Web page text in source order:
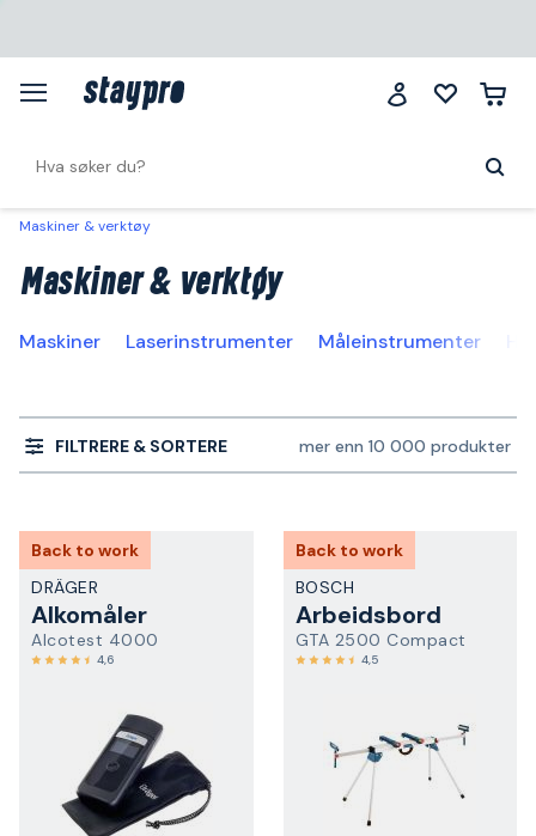
Maskiner & verktøy
Maskiner & verktøy
Maskiner Laserinstrumenter Måleinstrumenter
FILTRERE & SORTERE mer enn 10 000 produkter
Back to work
DRÄGER
Alkomåler
Alcotest 4000
4,6
Back to work
BOSCH
Arbeidsbord
GTA 2500 Compact
4,5